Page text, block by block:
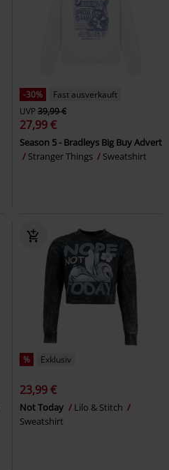
-30%
Fast ausverkauft
UVP39,99 €
27,99 €
Season 5 - Bradleys Big Buy Advert
Stranger Things
Sweatshirt
% Exklusiv
23,99 €
Not Today
Lilo & Stitch
Sweatshirt